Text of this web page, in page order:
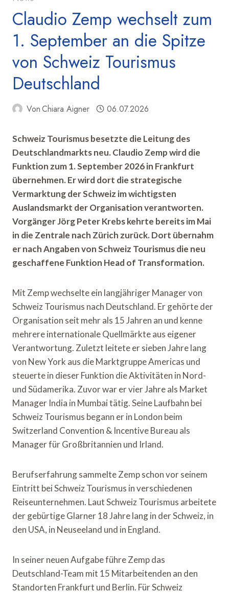
Claudio Zemp wechselt zum
1. September an die Spitze
von Schweiz Tourismus
Deutschland
VonChiara Aigner 06.07.2026
Schweiz Tourismus besetzte die Leitung des
Deutschlandmarkts neu. Claudio Zemp wird die
Funktion zum 1. September 2026 in Frankfurt
übernehmen. Er wird dort die strategische
Vermarktung der Schweiz im wichtigsten
Auslandsmarkt der Organisation verantworten.
Vorgänger Jörg Peter Krebs kehrte bereits im Mai
in die Zentrale nach Zürich zurück. Dort übernahm
er nach Angaben von Schweiz Tourismus die neu
geschaffene Funktion Head of Transformation.
Mit Zemp wechselte ein langjähriger Manager von
Schweiz Tourismus nach Deutschland. Er gehörte der
Organisation seit mehr als 15 Jahren an und kenne
mehrere internationale Quellmärkte aus eigener
Verantwortung. Zuletzt leitete er sieben Jahre lang
von New York aus die Marktgruppe Americas und
steuerte in dieser Funktion die Aktivitäten in Nord-
und Südamerika. Zuvor war er vier Jahre als Market
Manager India in Mumbai tätig. Seine Laufbahn bei
Schweiz Tourismus begann er in London beim
Switzerland Convention & Incentive Bureau als
Manager für Großbritannien und Irland.
Berufserfahrung sammelte Zemp schon vor seinem
Eintritt bei Schweiz Tourismus in verschiedenen
Reiseunternehmen. Laut Schweiz Tourismus arbeitete
der gebürtige Glarner 18 Jahre lang in der Schweiz, in
den USA, in Neuseeland und in England.
In seiner neuen Aufgabe führe Zemp das
Deutschland-Team mit 15 Mitarbeitenden an den
Standorten Frankfurt und Berlin. Für Schweiz